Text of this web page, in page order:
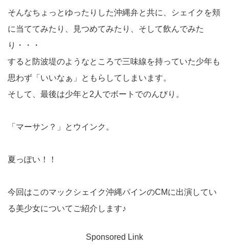
そんなちょっとゆったりした沖縄弁と共に、シェイクを頬
に当ててみたり、見つめてみたり、そして飲んでみた
り・・・
すると防波堤のようなところで三味線を持っていた少年も
思わず「いいなぁ」ともらしてしまいます。
そして、最後は少年と2人でボートでのんびり。
「マーサン？」とウインク。
夏っぽい！！
今回はこのマックシェイク沖縄パインのCMに出演してい
る美少女についてご紹介します♪
Sponsored Link